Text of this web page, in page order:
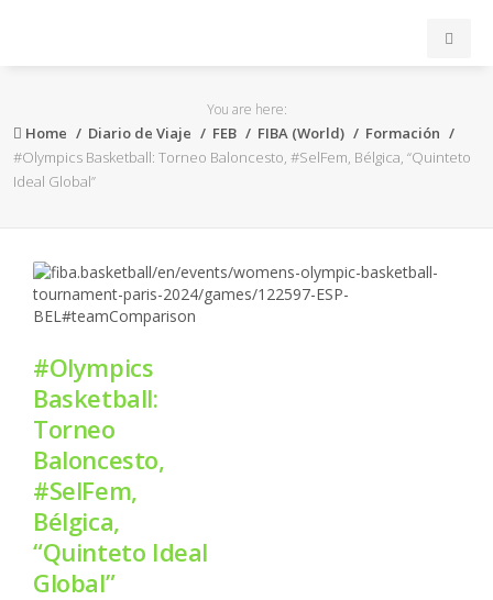
ACB
FEB
FIBA
FORMACIÓN
NBA
MULTIMEDIA
You are here:
Home Diario de Viaje FEB FIBA (World)
Formación
#Olympics Basketball: Torneo Baloncesto, #SelFem, Bélgica, “Quinteto
Ideal Global”
#Olympics
Basketball:
Torneo
Baloncesto,
#SelFem,
Bélgica,
“Quinteto Ideal
Global”